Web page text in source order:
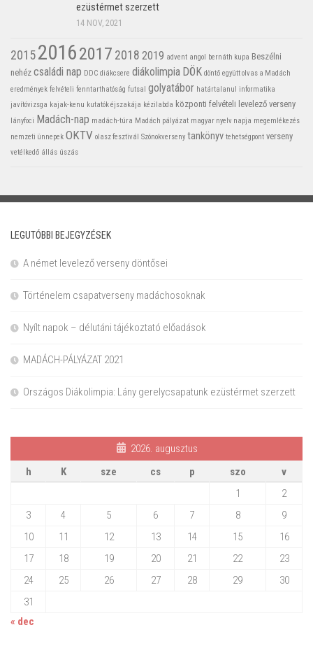
ezüstérmet szerzett
14 NOV, 2021
201520162017 2018 2019 advent angol bernáth kupa Beszélni
nehéz családi nap DDC diákcsere diákolimpia DÖK döntő együtt olvas a Madách
eredmények felvételi fenntarthatóság futsal golyatábor határtalanul
informatika
javítóvizsga kajak-kenu kutatók éjszakája kézilabda központi felvételi levelező verseny
lányfoci Madách-nap madách-túra Madách pályázat magyar nyelv napja megemlékezés
nemzeti ünnepek OKTV olasz fesztivál Szónokverseny tankönyv tehetségpont verseny
vetélkedő állás úszás
LEGUTÓBBI BEJEGYZÉSEK
A német levelező verseny döntősei
Történelem csapatverseny madáchosoknak
Nyílt napok – délutáni tájékoztató előadások
MADÁCH-PÁLYÁZAT 2021
Országos Diákolimpia: Lány gerelycsapatunk ezüstérmet szerzett
2026. augusztus
h
K sze cs p szo
v
1
2
3
4 5 6 7 8
9
10
11 12 13 14 15
16
17
18 19 20 21 22
23
24
25 26 27 28 29
30
31
« dec